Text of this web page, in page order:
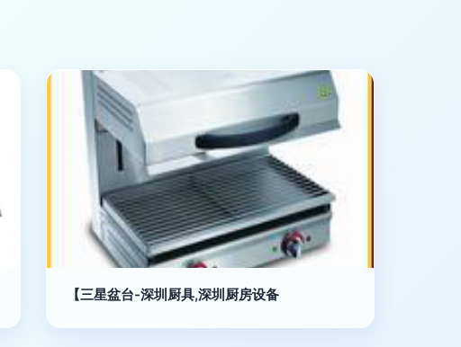
【三星盆台-深圳厨具,深圳厨房设备